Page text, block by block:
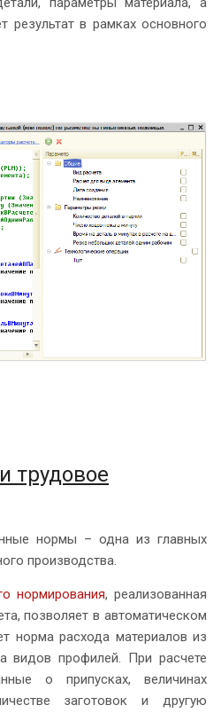
результат в рамках основного
трудовое
нормы – одна из главных
производства.
нормирования, реализованная
позволяет в автоматическом
норма расхода материалов из
видов профилей. При расчете
о припусках, величинах
заготовок и другую